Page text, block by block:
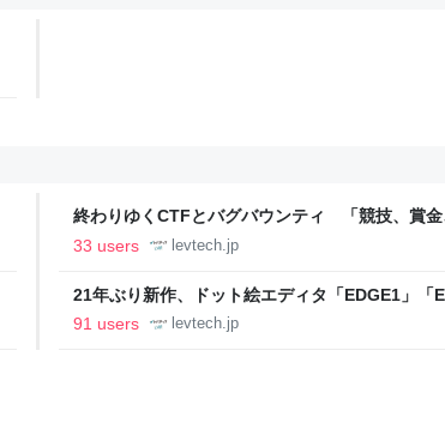
終わりゆくCTFとバグバウンティ 「競技、賞
ること【フォーカス】 - レバテックLAB
33 users levtech.jp
21年ぶり新作、ドット絵エディタ「EDGE1」「
ついて作者に聞く【フォーカス】 - レバテック
91 users levtech.jp